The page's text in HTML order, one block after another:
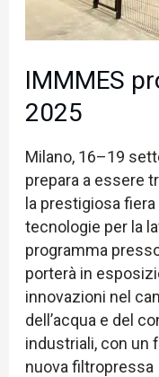
IMMMES
2025
Milano, 16–19
prepara a essere
la prestigiosa
tecnologie per la
programma
porterà in
innovazioni nel
dell’acqua e del
industriali, con un
nuova filtropressa